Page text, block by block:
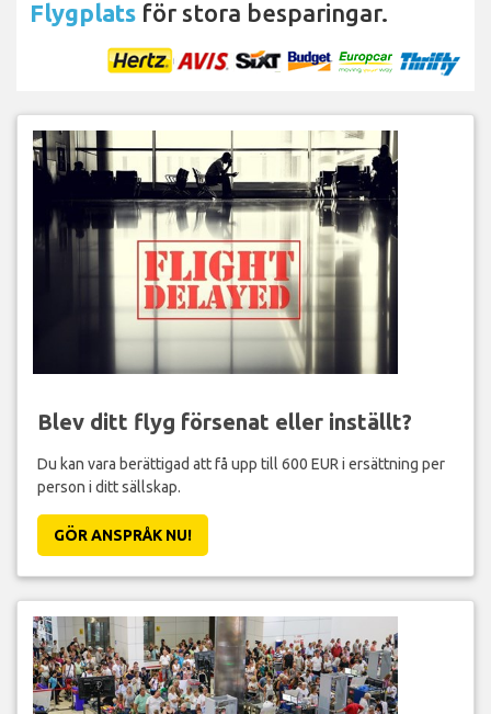
Flygplats för stora besparingar.
Blev ditt flyg försenat eller inställt?
Du kan vara berättigad att få upp till 600 EUR i ersättning per
person i ditt sällskap.
GÖR ANSPRÅK NU!